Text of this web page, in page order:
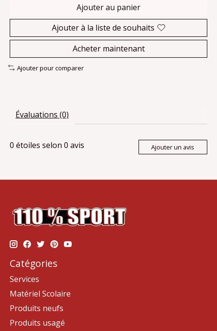
Ajouter au panier
Ajouter à la liste de souhaits
Acheter maintenant
Ajouter pour comparer
Évaluations (0)
0 étoiles selon 0 avis Ajouter un avis
Catégories
Services
Matériel Scolaire
Produits neufs
Produits usagé